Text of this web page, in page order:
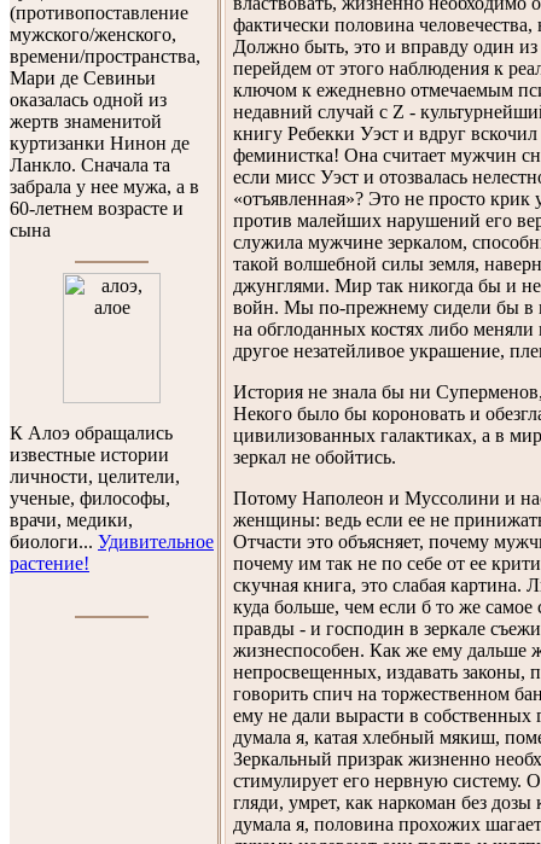
(противопоставление
мужского/женского,
времени/пространства,
Мари де Севиньи
оказалась одной из
жертв знаменитой
куртизанки Нинон де
Ланкло. Сначала та
забрала у нее мужа, а в
60-летнем возрасте и
сына
К Алоэ обращались
известные истории
личности, целители,
ученые, философы,
врачи, медики,
биологи... Удивительное
растение!
фактически половина
Должно быть, это и вправду один
перейдем от этого наблюдения к
ключом к ежедневно отмечаемым
недавний случай с Z -
книгу Ребекки Уэст и вдруг
феминистка! Она считает мужчин
если мисс Уэст и отозвалась
«отъявленная»? Это не просто крик
против малейших нарушений его
служила мужчине зеркалом,
такой волшебной силы земля,
джунглями. Мир так никогда бы и
войн. Мы по-прежнему сидели бы в
на обглоданных костях либо
другое незатейливое украшение,
История не знала бы ни
Некого было бы короновать и
цивилизованных галактиках, а в
зеркал не обойтись.
Потому Наполеон и Муссолини и
женщины: ведь если ее не
Отчасти это объясняет, почему
почему им так не по себе от ее
скучная книга, это слабая картина.
куда больше, чем если б то же
правды - и господин в зеркале
жизнеспособен. Как же ему дальше
непросвещенных, издавать законы,
говорить спич на торжественном
ему не дали вырасти в собственных
думала я, катая хлебный мякиш,
Зеркальный призрак жизненно
стимулирует его нервную систему.
гляди, умрет, как наркоман без
думала я, половина прохожих